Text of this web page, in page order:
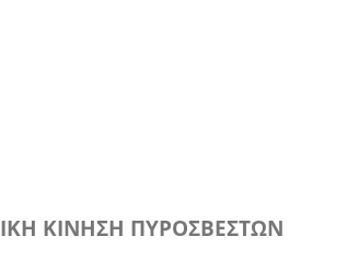
ΚΙΝΗΣΗ ΠΥΡΟΣΒΕΣΤΩΝ